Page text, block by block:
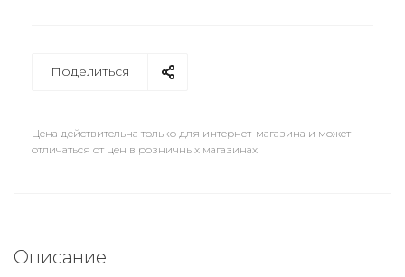
Поделиться
Цена действительна только для интернет-магазина и может
отличаться от цен в розничных магазинах
Описание